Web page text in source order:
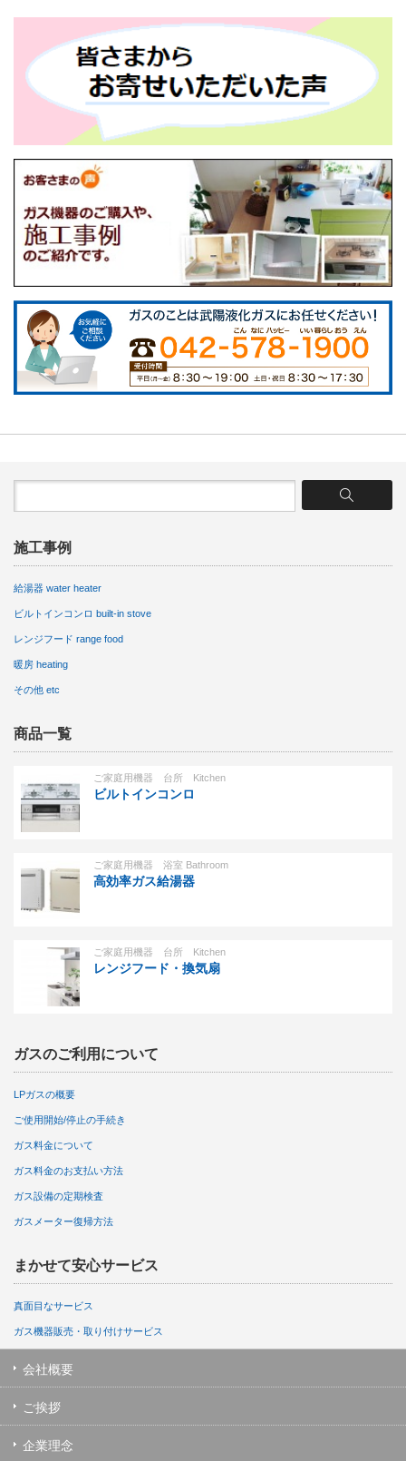
施工事例
給湯器 water heater
ビルトインコンロ built-in stove
レンジフード range food
暖房 heating
その他 etc
商品一覧
ご家庭用機器 台所 Kitchen
ビルトインコンロ
ご家庭用機器 浴室 Bathroom
高効率ガス給湯器
ご家庭用機器 台所 Kitchen
レンジフード・換気扇
ガスのご利用について
LPガスの概要
ご使用開始/停止の手続き
ガス料金について
ガス料金のお支払い方法
ガス設備の定期検査
ガスメーター復帰方法
まかせて安心サービス
真面目なサービス
ガス機器販売・取り付けサービス
会社概要
ご挨拶
企業理念